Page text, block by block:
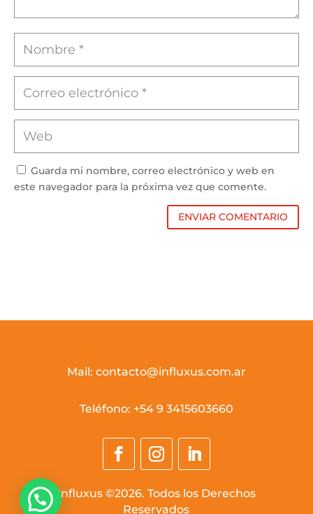
Guarda mi nombre, correo electrónico y web en
este navegador para la próxima vez que comente.
ENVIAR COMENTARIO
Mail: contacto@influxus.com.ar
Teléfono: +54 9 3415603660
Influxus ©2026. Todos los Derechos
Reservados